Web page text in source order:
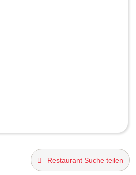
Restaurant Suche teilen